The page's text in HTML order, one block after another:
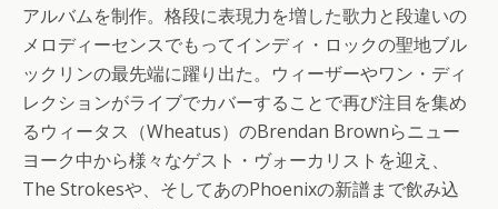
アルバムを制作。格段に表現力を増した歌力と段違いの
メロディーセンスでもってインディ・ロックの聖地ブル
ックリンの最先端に躍り出た。ウィーザーやワン・ディ
レクションがライブでカバーすることで再び注目を集め
るウィータス（Wheatus）のBrendan Brownらニュー
ヨーク中から様々なゲスト・ヴォーカリストを迎え、
The Strokesや、そしてあのPhoenixの新譜まで飲み込